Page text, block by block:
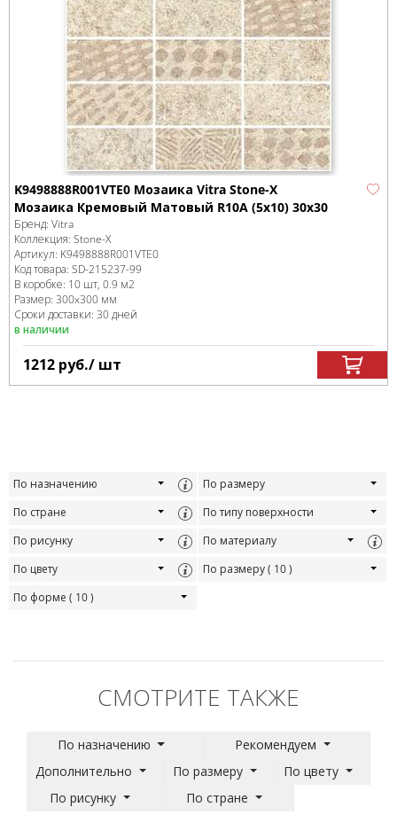
K9498888R001VTE0 Мозаика Vitra Stone-X
Мозаика Кремовый Матовый R10A (5х10) 30х30
Бренд: Vitra
Коллекция: Stone-X
Артикул: K9498888R001VTE0
Код товара: SD-215237-99
В коробке: 10 шт, 0.9 м2
Размер: 300x300 мм
Сроки доставки: 30 дней
в наличии
1212 руб./ шт
По назначению
По размеру
По стране
По типу поверхности
По рисунку
По материалу
По цвету
По размеру( 10 )
По форме ( 10 )
СМОТРИТЕ ТАКЖЕ
По назначению
Рекомендуем
Дополнительно
По размеру
По цвету
По рисунку
По стране